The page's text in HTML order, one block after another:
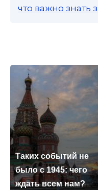
что важно знать
Таких событий не
было с 1945: чего
ждать всем нам?